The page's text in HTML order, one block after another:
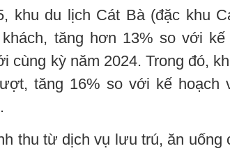
khu du lịch Cát Bà (đặc khu
tăng hơn 13% so với kế
cùng kỳ năm 2024. Trong đó,
tăng 16% so với kế hoạch
thu từ dịch vụ lưu trú, ăn uống